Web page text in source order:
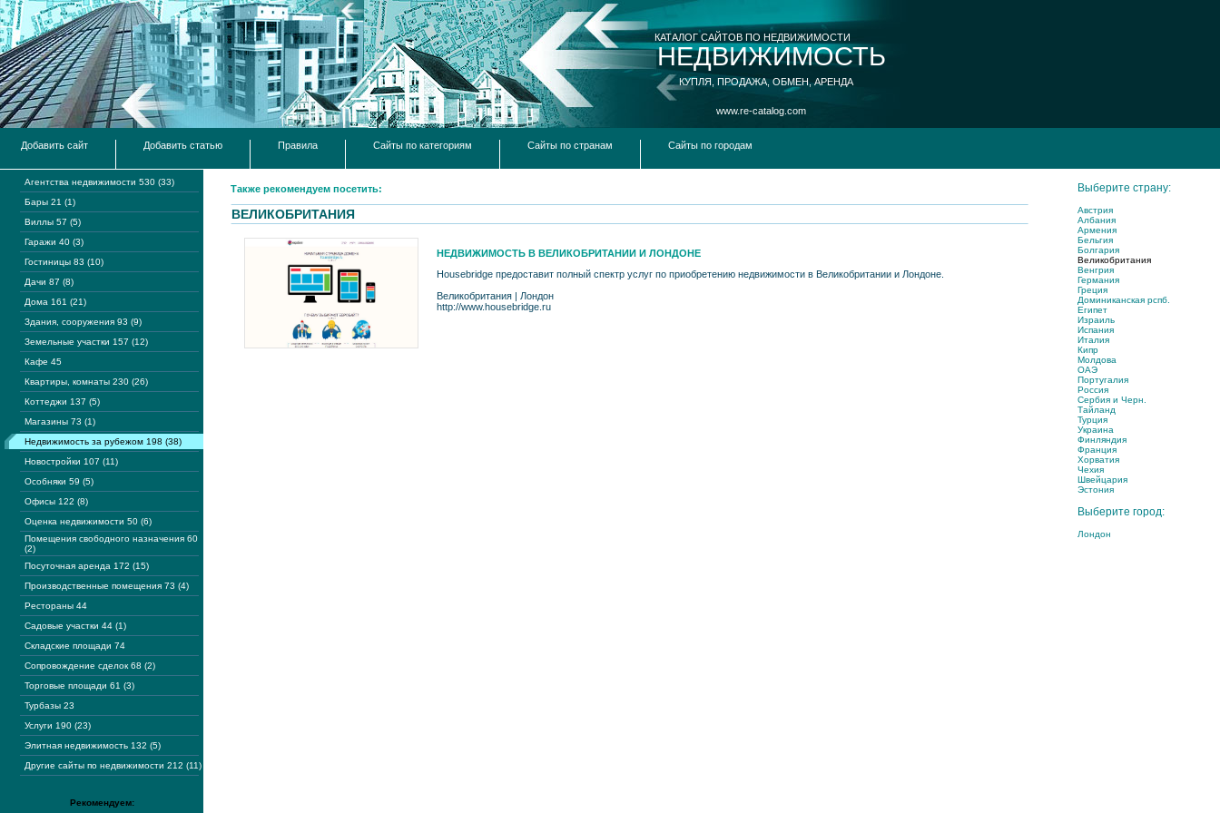
КАТАЛОГ САЙТОВ ПО НЕДВИЖИМОСТИ
НЕДВИЖИМОСТЬ
КУПЛЯ, ПРОДАЖА, ОБМЕН, АРЕНДА
www.re-catalog.com
Добавить сайт Добавить статью Правила Сайты по категориям Сайты по странам Сайты по городам
Агентства недвижимости 530 (33)
Бары 21 (1)
Виллы 57 (5)
Гаражи 40 (3)
Гостиницы 83 (10)
Дачи 87 (8)
Дома 161 (21)
Здания, сооружения 93 (9)
Земельные участки 157 (12)
Кафе 45
Квартиры, комнаты 230 (26)
Коттеджи 137 (5)
Магазины 73 (1)
Недвижимость за рубежом 198 (38)
Новостройки 107 (11)
Особняки 59 (5)
Офисы 122 (8)
Оценка недвижимости 50 (6)
Помещения свободного назначения 60
(2)
Посуточная аренда 172 (15)
Производственные помещения 73 (4)
Рестораны 44
Садовые участки 44 (1)
Складские площади 74
Сопровождение сделок 68 (2)
Торговые площади 61 (3)
Турбазы 23
Услуги 190 (23)
Элитная недвижимость 132 (5)
Другие сайты по недвижимости 212 (11)
Рекомендуем:
Также рекомендуем посетить:
ВЕЛИКОБРИТАНИЯ
НЕДВИЖИМОСТЬ В ВЕЛИКОБРИТАНИИ И ЛОНДОНЕ
Housebridge предоставит полный спектр услуг по приобретению недвижимости в Великобритании и Лондоне.
Великобритания | Лондон
http://www.housebridge.ru
Выберите страну:
Австрия
Албания
Армения
Бельгия
Болгария
Великобритания
Венгрия
Германия
Греция
Доминиканская рспб.
Египет
Израиль
Испания
Италия
Кипр
Молдова
ОАЭ
Португалия
Россия
Сербия и Черн.
Тайланд
Турция
Украина
Финляндия
Франция
Хорватия
Чехия
Швейцария
Эстония
Выберите город:
Лондон